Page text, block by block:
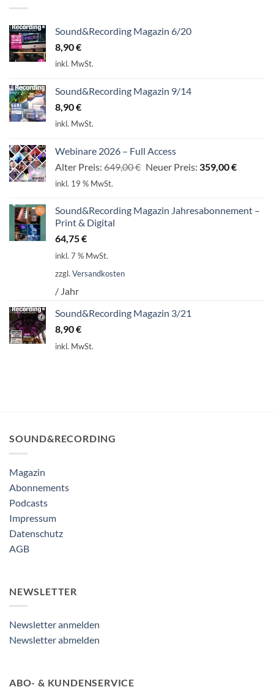
Sound&Recording Magazin 6/20
8,90€
inkl. MwSt.
Sound&Recording Magazin 9/14
8,90€
inkl. MwSt.
Webinare 2026 – Full Access
Alter Preis: 649,00€ Ursprünglicher
Neuer Preis: 359,00€
inkl. 19 % MwSt.
Sound&Recording Magazin Jahresabonnement –
Print & Digital
64,75€
inkl. 7 % MwSt.
zzgl. Versandkosten
/ Jahr
Sound&Recording Magazin 3/21
8,90€
inkl. MwSt.
SOUND&RECORDING
Magazin
Abonnements
Podcasts
Impressum
Datenschutz
AGB
NEWSLETTER
Newsletter anmelden
Newsletter abmelden
ABO- & KUNDENSERVICE